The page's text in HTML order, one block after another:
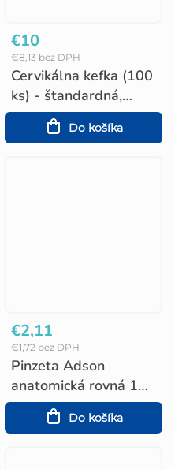
Cervikálna kefka (100
ks) - štandardná,
sterilná
€8,13 bez DPH
€10
Do košíka
Pinzeta Adson
anatomická rovná 12
cm
€1,72 bez DPH
€2,11
Do košíka